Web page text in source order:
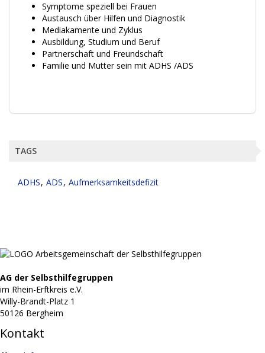
Symptome speziell bei Frauen
Austausch über Hilfen und Diagnostik
Mediakamente und Zyklus
Ausbildung, Studium und Beruf
Partnerschaft und Freundschaft
Familie und Mutter sein mit ADHS /ADS
TAGS
ADHS ADS Aufmerksamkeitsdefizit
AG der Selbsthilfegruppen
im Rhein-Erftkreis e.V.
Willy-Brandt-Platz 1
50126 Bergheim
Kontakt